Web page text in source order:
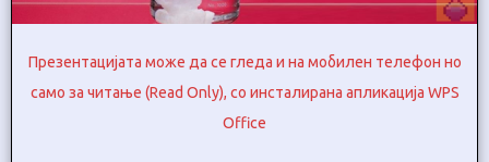
Презентацијата може да се гледа и на мобилен телефон но
само за читање (Read Only), со инсталирана апликација WPS
Office